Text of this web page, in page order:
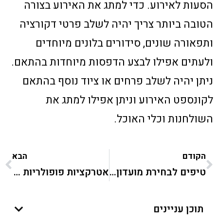
הסעות לאירוע. כדי למתג את האירוע בצורה
הטובה ביותר צריך יהיה לשלב פרטי דקורציה
ותפאורה שונים, סידורים בלונים מיוחדים
ולעתים אפילו לבצע הדפסות מיוחדות בהתאם.
ניתן יהיה לשלב פרחים או ציוד נוסף בהתאם
לקונספט האירוע וניתן אפילו למתג את
השולחנות וכלי האוכל.
הקודם
טיפים לבחירת מועדון בת מצווה
הבא
אטרקציות פופולריות לבת מצווה
תוכן עניינים